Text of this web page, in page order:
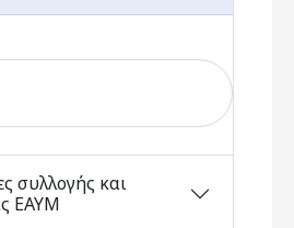
συλλογής και
ΕΑΥΜ